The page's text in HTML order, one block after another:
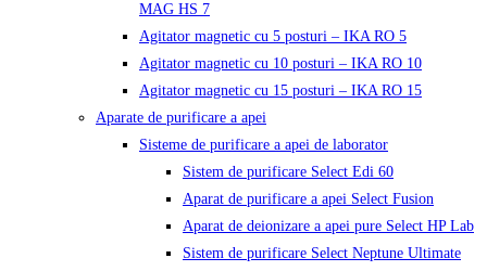
MAG HS 7
Agitator magnetic cu 5 posturi – IKA RO 5
Agitator magnetic cu 10 posturi – IKA RO 10
Agitator magnetic cu 15 posturi – IKA RO 15
Aparate de purificare a apei
Sisteme de purificare a apei de laborator
Sistem de purificare Select Edi 60
Aparat de purificare a apei Select Fusion
Aparat de deionizare a apei pure Select HP Lab
Sistem de purificare Select Neptune Ultimate